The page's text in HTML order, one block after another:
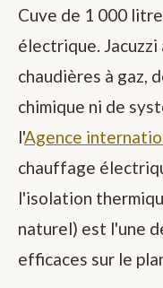
Cuve de 1 000
électrique.
chaudières à gaz,
chimique ni de
l'Agence
chauffage
l'isolation
naturel) est l'une
efficaces sur le